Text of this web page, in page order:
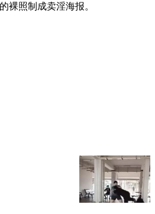
裸照制成卖淫海报。